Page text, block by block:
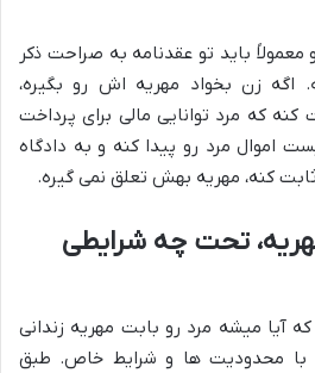
معمولاً باید تو عقدنامه به صراحت ذکر
اگه زن بخواد مهریه اش رو بگیره،
که مرد توانایی مالی برای پرداخت
اموال مرد رو پیدا کنه و به دادگاه
ثابت کنه، مهریه بهش تعلق نمی گیره.
تحت چه شرایطی
که آیا میشه مرد رو بابت مهریه زندانی
با محدودیت ها و شرایط خاص. طبق